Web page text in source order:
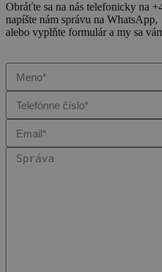
Obráťte sa na nás telefonicky na
napíšte nám správu na WhatsApp,
alebo vyplňte formulár a my sa